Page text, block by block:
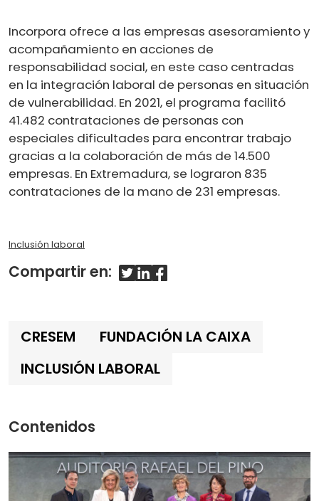
Incorpora ofrece a las empresas asesoramiento y
acompañamiento en acciones de
responsabilidad social, en este caso centradas
en la integración laboral de personas en situación
de vulnerabilidad. En 2021, el programa facilitó
41.482 contrataciones de personas con
especiales dificultades para encontrar trabajo
gracias a la colaboración de más de 14.500
empresas. En Extremadura, se lograron 835
contrataciones de la mano de 231 empresas.
Inclusión laboral
Compartir en:
CRESEM
FUNDACIÓN LA CAIXA
INCLUSIÓN LABORAL
Contenidos